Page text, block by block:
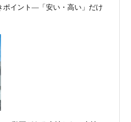
住宅
賀で注文住宅を建てるなら、建
相談・3D設計で理想の家づくり
うございました。2021～
の注文住宅モニター募
した。京都市北区I様,京都市中京
賀県大津市T様,京都市中京区A
大津市S様,滋賀県草津市D様,
北区M様,京都市上京区T様,京都
市T様,滋賀県大津市A様,京都市
ポイント―「安い・高い」だけ